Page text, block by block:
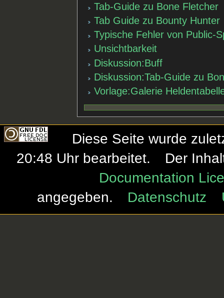
Tab-Guide zu Bone Fletcher
Tab Guide zu Bounty Hunter
Typische Fehler von Public-
Unsichtbarkeit
Diskussion:Buff
Diskussion:Tab-Guide zu
Vorlage:Galerie
Diese Seite wurde
20:48 Uhr bearbeitet.
Der
Documentation
angegeben.
Datenschutz